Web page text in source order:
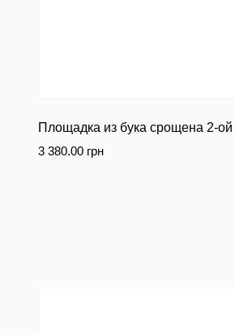
Площадка из бука срощена 2-
3 380.00 грн